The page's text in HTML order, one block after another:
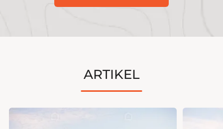
ARTIKEL